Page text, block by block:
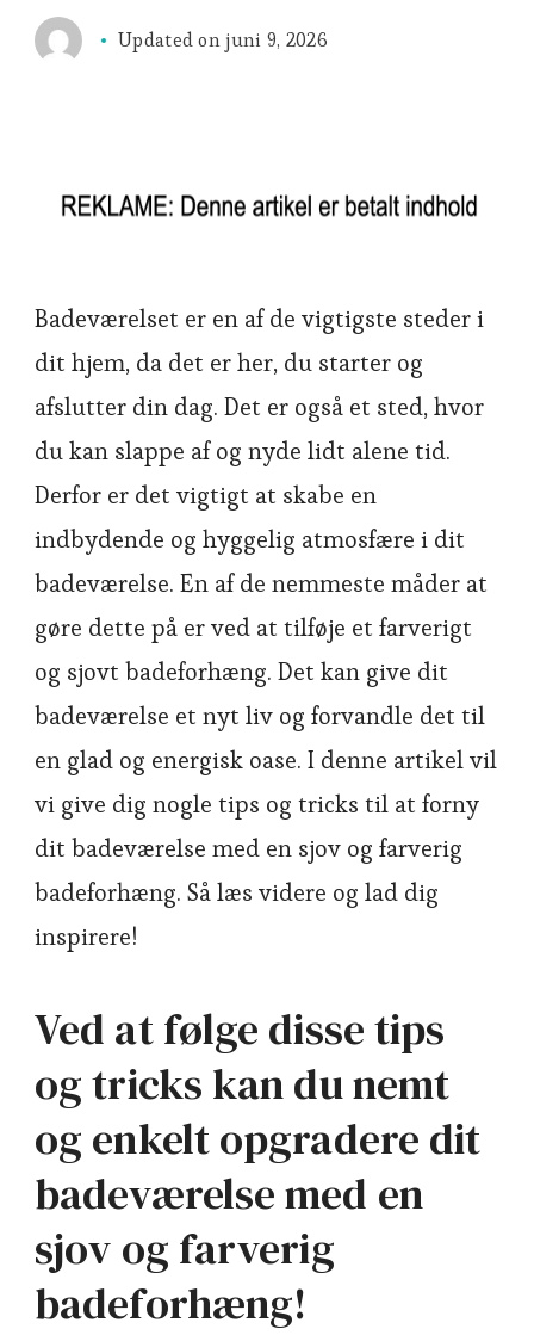
Updated on juni 9, 2026
Badeværelset er en af de vigtigste steder i
dit hjem, da det er her, du starter og
afslutter din dag. Det er også et sted, hvor
du kan slappe af og nyde lidt alene tid.
Derfor er det vigtigt at skabe en
indbydende og hyggelig atmosfære i dit
badeværelse. En af de nemmeste måder at
gøre dette på er ved at tilføje et farverigt
og sjovt badeforhæng. Det kan give dit
badeværelse et nyt liv og forvandle det til
en glad og energisk oase. I denne artikel vil
vi give dig nogle tips og tricks til at forny
dit badeværelse med en sjov og farverig
badeforhæng. Så læs videre og lad dig
inspirere!
Ved at følge disse tips
og tricks kan du nemt
og enkelt opgradere dit
badeværelse med en
sjov og farverig
badeforhæng!